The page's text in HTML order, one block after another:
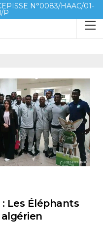
N°0083/HAAC/01-
P
: Les Éléphants